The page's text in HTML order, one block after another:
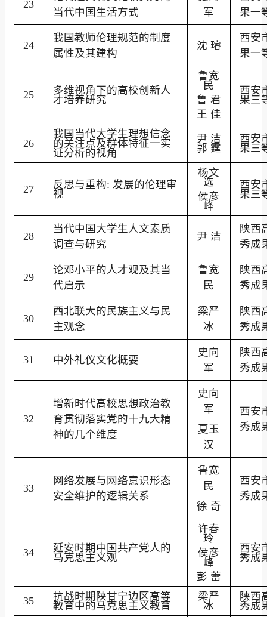
23
当代中国生活方式
军
果一
24
我国教师伦理规范的制度
属性及其建构
沈 璿
西安
果一
25
多维视角下的高校创新人
才培养研究
鲁宽
民
鲁 君
王 佳
西安
果三
26
我国当代大学生理想信念
的关注点及群体特征一实
证分析的视角
尹 洁
郭 霆
西安
果三
27 反思与重构: 发展的伦理审
视
杨文
选
侯彦
峰
西安
果三
28
当代中国大学生人文素质
调查与研究
尹 洁
陕西
秀成
29
论邓小平的人才观及其当
代启示
鲁宽
民
陕西
秀成
30
西北联大的民族主义与民
主观念
梁严
冰
陕西
秀成
31 中外礼仪文化概要
史向
军
陕西
秀成
32
增新时代高校思想政治教
育贯彻落实党的十九大精
神的几个维度
史向
军
夏玉
汉
西安
秀成
33
网络发展与网络意识形态
安全维护的逻辑关系
鲁宽
民
徐 奇
西安
秀成
34
延安时期中国共产党人的
马克思主义观
许春
玲
侯彦
峰
彭 蕾
西安
秀成
35
抗战时期陕甘宁边区高等
教育中的马克思主义教育
梁严
冰
陕西
秀成